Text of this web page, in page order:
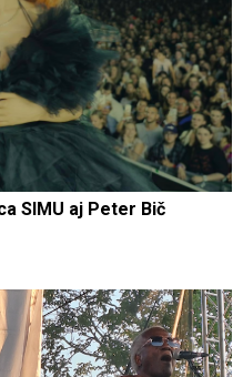
SIMU aj Peter Bič